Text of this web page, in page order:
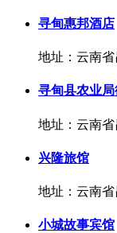
寻甸惠邦酒店
地址：云南
寻甸县农业
地址：云南
兴隆旅馆
地址：云南
小城故事宾馆